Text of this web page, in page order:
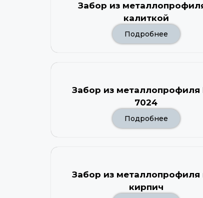
Забор из
калиткой
Подробнее
Забор из металлопрофиля
7024
Подробнее
Забор из металлопрофиля
кирпич